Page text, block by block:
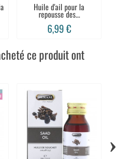
Huile d'ail pour la
repousse des...
6,99 €
ce produit ont
›